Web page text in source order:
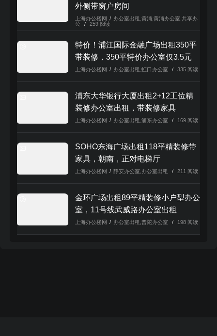
https://www.shanghaibangonglou.cn/2792.html
外侧带窗户房间
上海办公楼网 / 办公室出租 黄浦 黄浦办公室 共享办
公
/ 259 阅读
特价！浦江国际金融广场出租350平
带装修，350平特价办公室仅3.5元
上海办公楼网 / 办公室出租 虹口办公室 / 335 阅读
浦东大华银行大厦出租2+12工位精
装修办公室出租，带装修家具
上海办公楼网 / 办公室出租 浦东办公室 / 169 阅读
SOHO东海广场出租118平精装修带
家具，朝南，正对电梯厅
上海办公楼网 / 静安办公室 办公室出租 / 211 阅读
金环广场出租89平精装修小户型办公
室，11号线武威路办公室出租
上海办公楼网 / 办公室出租 普陀办公室 / 198 阅读